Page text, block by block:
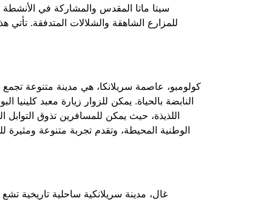
سيتا ماتا المقدس والمشاركة في الأنشطة
للمزارع الشاهقة والشلالات المتدفقة. تأتي
كولومبو، عاصمة سريلانكا، هي مدينة متنوعة تجمع
النابضة بالحياة. يمكن للزوار زيارة معبد
اللذيذة، حيث يمكن للمسافرين تذوق التوابل
الوطنية المحيطة، وتقدم تجربة متنوعة ومثيرة
غال، مدينة سريلانكية ساحلية تاريخية